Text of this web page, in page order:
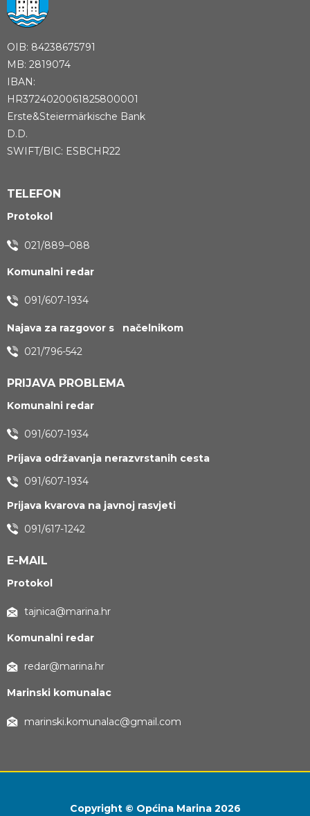
OIB: 84238675791
MB: 2819074
IBAN:
HR3724020061825800001
Erste&Steiermärkische Bank
D.D.
SWIFT/BIC: ESBCHR22
TELEFON
Protokol
021/889–088
Komunalni redar
091/607-1934
Najava za razgovor s načelnikom
021/796-542
PRIJAVA PROBLEMA
Komunalni redar
091/607-1934
Prijava održavanja nerazvrstanih cesta
091/607-1934
Prijava kvarova na javnoj rasvjeti
091/617-1242
E-MAIL
Protokol
tajnica@marina.hr
Komunalni redar
redar@marina.hr
Marinski komunalac
marinski.komunalac@gmail.com
Copyright © Općina Marina 2026